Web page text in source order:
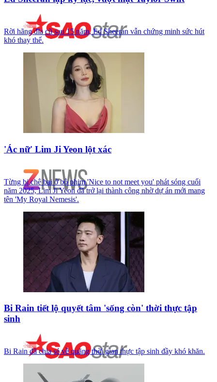
Rời hãng đĩa cũ sau 15 năm, Ed Sheeran vẫn chứng minh sức hút
khó thay thế.
'Ác nữ' Lim Ji Yeon lột xác
Từng bị chê bai ở bộ phim 'Nice to not meet you' phát sóng cuối
năm 2025, Lim Ji Yeon đã trở lại thành công nhờ dự án mới mang
tên 'My Royal Nemesis'.
Bi Rain tiết lộ quyết tâm 'sống còn' thời thực tập
sinh
Bi Rain đã chia sẻ về quãng thời gian thực tập sinh đầy khó khăn.